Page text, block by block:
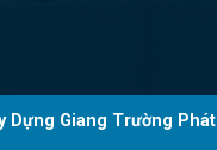
Dựng Giang Trường Phát